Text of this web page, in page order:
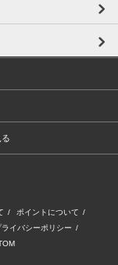
/ ポイントについて /
ライバシーポリシー /